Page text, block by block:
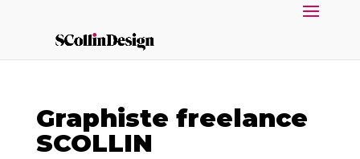
Graphiste freelance
SCOLLIN